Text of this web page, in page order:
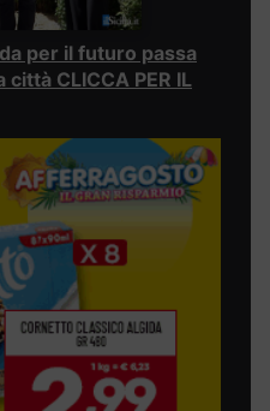
per il futuro passa
CLICCA PER IL